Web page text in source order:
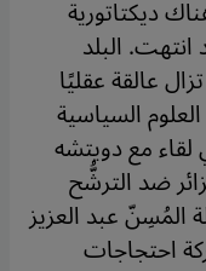
ديكتاتورية
البلد
عالقة عقليًا
السياسية
مع دويتشه
ضد الترشُّح
المُسِنّ عبد العزيز
احتجاجات